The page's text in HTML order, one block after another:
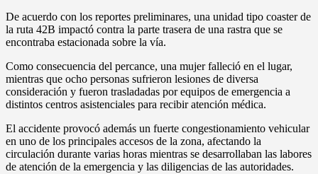
De acuerdo con los reportes preliminares, una unidad tipo coaster de
la ruta 42B impactó contra la parte trasera de una rastra que se
encontraba estacionada sobre la vía.
Como consecuencia del percance, una mujer falleció en el lugar,
mientras que ocho personas sufrieron lesiones de diversa
consideración y fueron trasladadas por equipos de emergencia a
distintos centros asistenciales para recibir atención médica.
El accidente provocó además un fuerte congestionamiento vehicular
en uno de los principales accesos de la zona, afectando la
circulación durante varias horas mientras se desarrollaban las labores
de atención de la emergencia y las diligencias de las autoridades.